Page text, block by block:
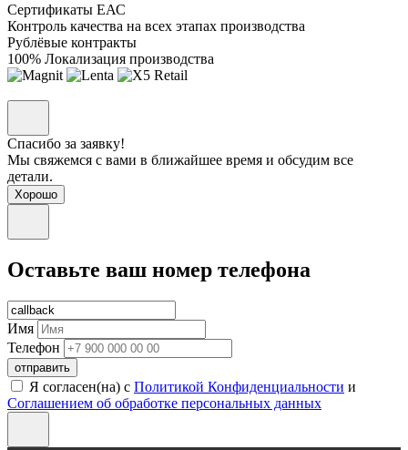
Сертификаты ЕАС
Контроль качества на всех этапах производства
Рублёвые контракты
100% Локализация производства
Спасибо за заявку!
Мы свяжемся с вами в ближайшее время и обсудим все
детали.
Хорошо
Оставьте ваш номер телефона
Имя
Телефон
отправить
Я согласен(на) с Политикой Конфиденциальности и
Соглашением об обработке персональных данных